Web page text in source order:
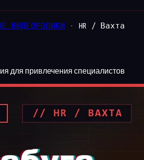
ВИДЕОРОЛИКИ · HR / Вахта
для привлечения специалистов